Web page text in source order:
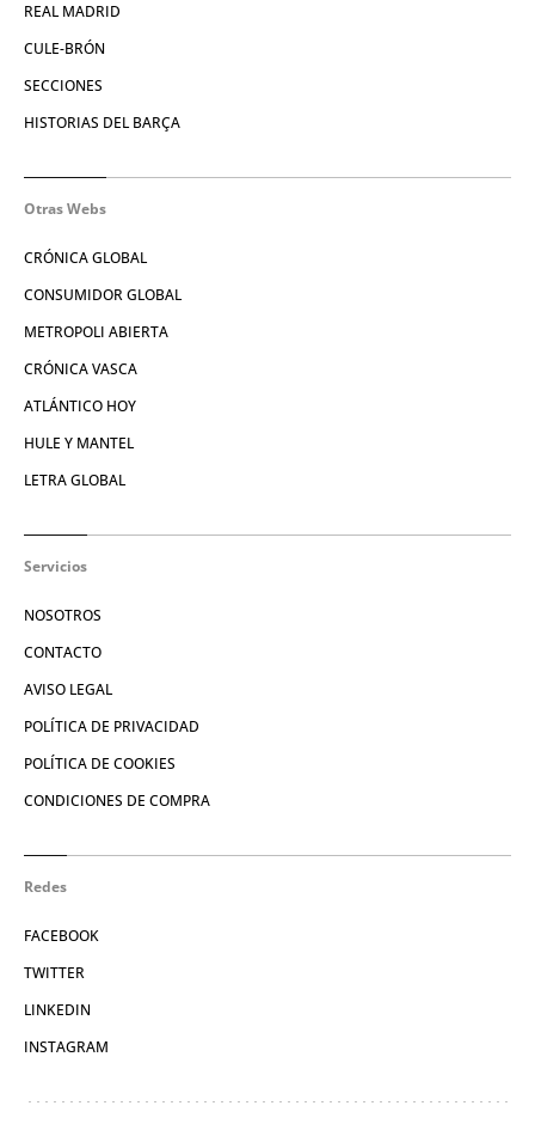
REAL MADRID
CULE-BRÓN
SECCIONES
HISTORIAS DEL BARÇA
Otras Webs
CRÓNICA GLOBAL
CONSUMIDOR GLOBAL
METROPOLI ABIERTA
CRÓNICA VASCA
ATLÁNTICO HOY
HULE Y MANTEL
LETRA GLOBAL
Servicios
NOSOTROS
CONTACTO
AVISO LEGAL
POLÍTICA DE PRIVACIDAD
POLÍTICA DE COOKIES
CONDICIONES DE COMPRA
Redes
FACEBOOK
TWITTER
LINKEDIN
INSTAGRAM